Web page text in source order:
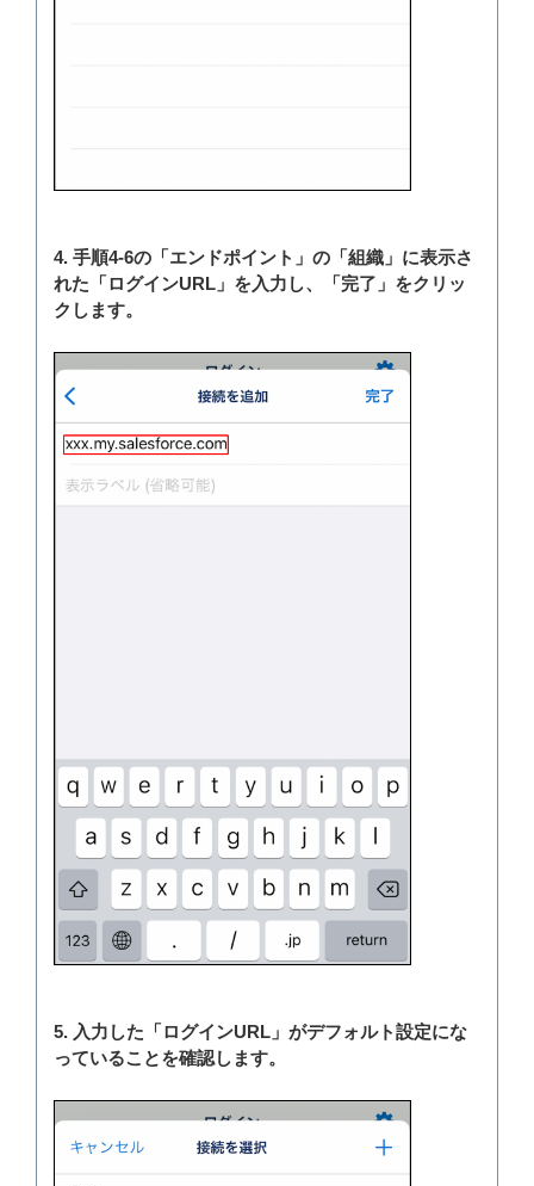
4. 手順4-6の「エンドポイント」の「組織」に表示さ
れた「ログインURL」を入力し、「完了」をクリッ
クします。
5. 入力した「ログインURL」がデフォルト設定にな
っていることを確認します。